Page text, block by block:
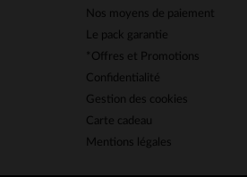
Nos moyens de paiement
Le pack garantie
*Offres et Promotions
Confidentialité
Gestion des cookies
Carte cadeau
Mentions légales